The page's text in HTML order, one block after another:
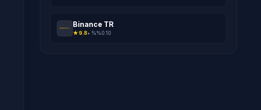
Binance TR
★9.8• %%0.10